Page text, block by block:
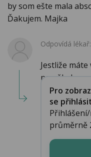
by som ešte mala
Ďakujem. Majka
Odpovídá lékař:
Jestliže
nemělo by se
Pro
se
průměrně